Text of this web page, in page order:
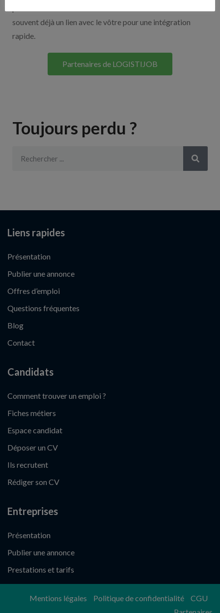
souvent déjà un lien avec le vôtre pour une intégration
rapide.
Partenaires de LOGISTIJOB
Toujours perdu ?
Liens rapides
Présentation
Publier une annonce
Offres d’emploi
Questions fréquentes
Blog
Contact
Candidats
Comment trouver un emploi ?
Fiches métiers
Espace candidat
Déposer un CV
Ils recrutent
Rédiger son CV
Entreprises
Présentation
Publier une annonce
Prestations et tarifs
Mentions légales Politique de confidentialité
CGU